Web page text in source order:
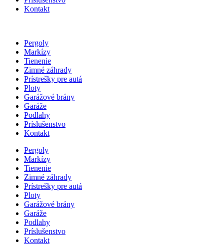
Kontakt
Pergoly
Markízy
Tienenie
Zimné záhrady
Prístrešky pre autá
Ploty
Garážové brány
Garáže
Podlahy
Príslušenstvo
Kontakt
Pergoly
Markízy
Tienenie
Zimné záhrady
Prístrešky pre autá
Ploty
Garážové brány
Garáže
Podlahy
Príslušenstvo
Kontakt